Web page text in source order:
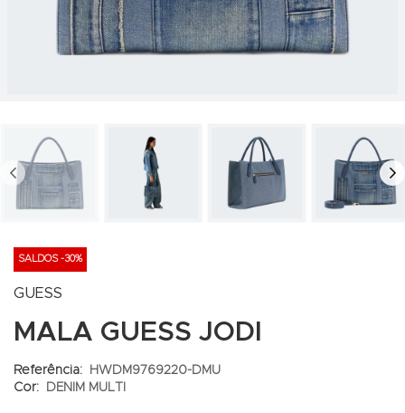
PREV
SALDOS -30%
GUESS
MALA GUESS JODI
Referência:
HWDM9769220-DMU
Cor:
DENIM MULTI